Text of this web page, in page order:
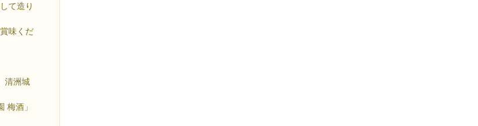
て造り
味くだ
清洲城
梅酒」